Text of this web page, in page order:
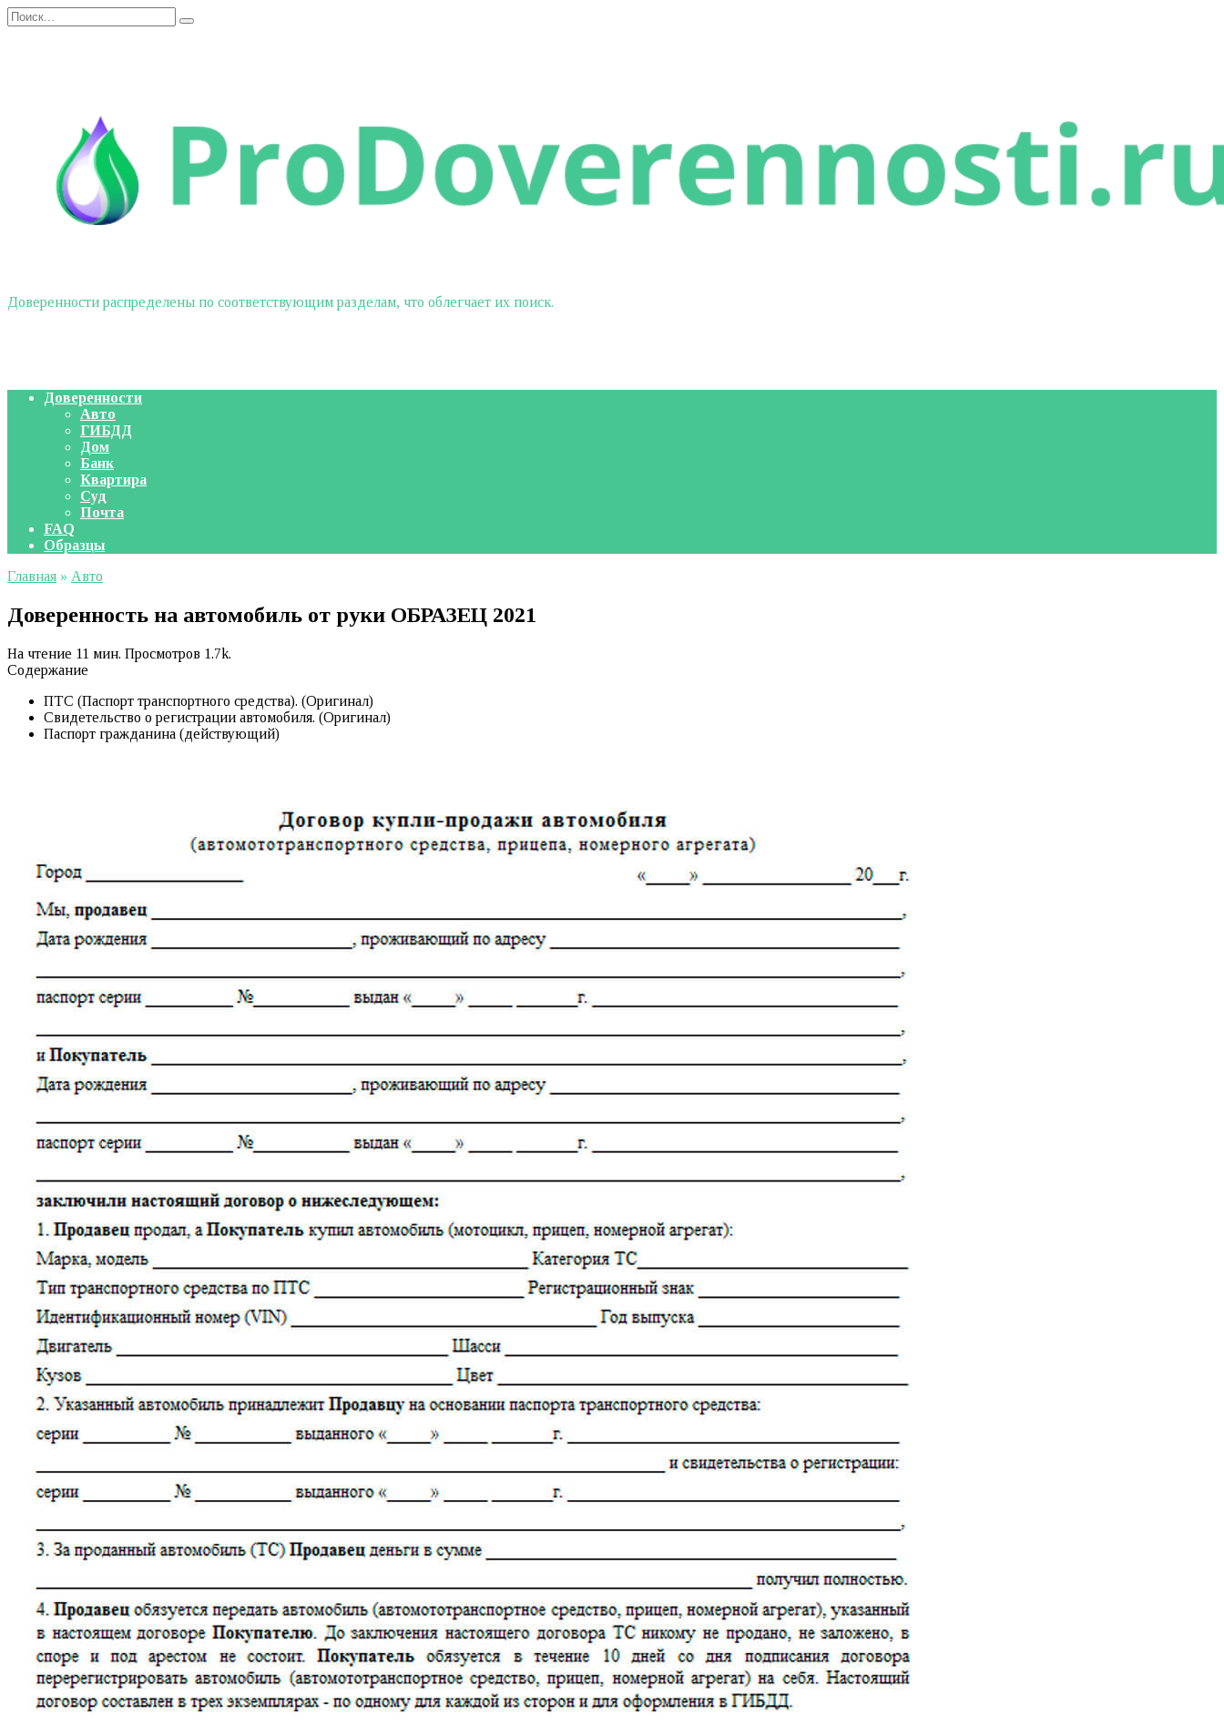
Перейти
к
Search
for:
Доверенности распределены по соответствующим разделам, что облегчает их поиск.
Доверенности
Авто
ГИБДД
Дом
Банк
Квартира
Суд
Почта
FAQ
Образцы
Главная » Авто
Доверенность на автомобиль от руки ОБРАЗЕЦ 2021
На чтение 11 мин. Просмотров 1.7k.
Содержание
ПТС (Паспорт транспортного средства). (Оригинал)
Свидетельство о регистрации автомобиля. (Оригинал)
Паспорт гражданина (действующий)